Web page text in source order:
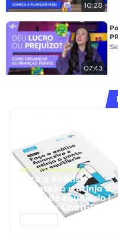
10:28
07:43
GESTÃO FINANCEIRA
Faça a análise
financeira e atinja o
ponto de equilíbrio |
Prompts ChatGPT